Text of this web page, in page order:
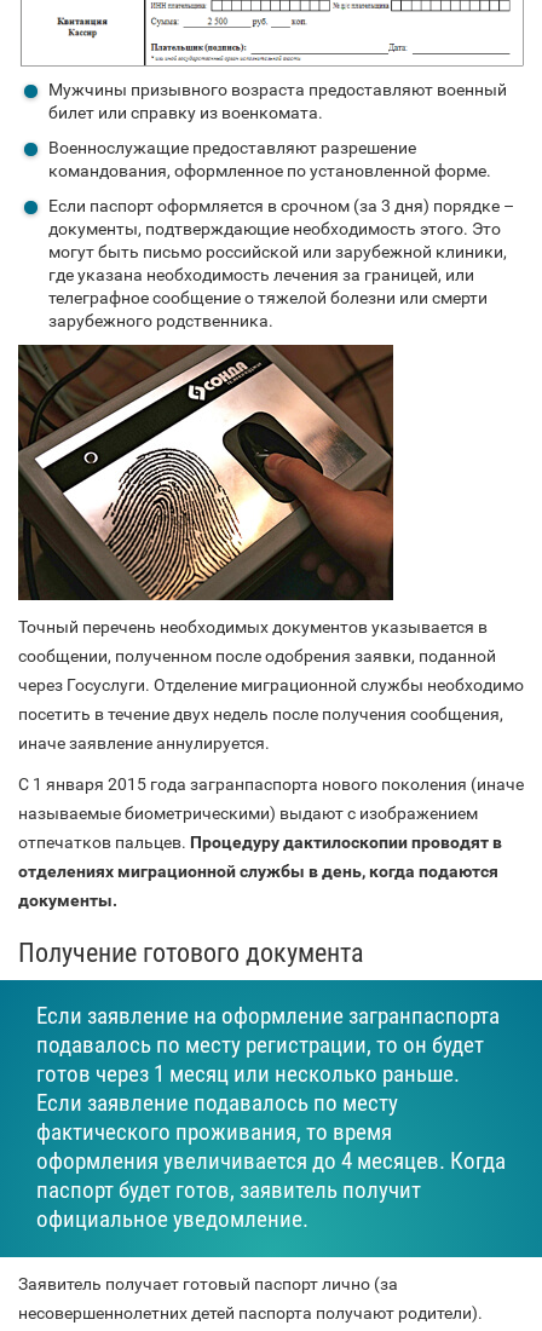
Мужчины призывного возраста предоставляют военный
билет или справку из военкомата.
Военнослужащие предоставляют разрешение
командования, оформленное по установленной форме.
Если паспорт оформляется в срочном (за 3 дня) порядке –
документы, подтверждающие необходимость этого. Это
могут быть письмо российской или зарубежной клиники,
где указана необходимость лечения за границей, или
телеграфное сообщение о тяжелой болезни или смерти
зарубежного родственника.
Точный перечень необходимых документов указывается в
сообщении, полученном после одобрения заявки, поданной
через Госуслуги. Отделение миграционной службы необходимо
посетить в течение двух недель после получения сообщения,
иначе заявление аннулируется.
С 1 января 2015 года загранпаспорта нового поколения (иначе
называемые биометрическими) выдают с изображением
отпечатков пальцев. Процедуру дактилоскопии проводят в
отделениях миграционной службы в день, когда подаются
документы.
Получение готового документа
Если заявление на оформление загранпаспорта
подавалось по месту регистрации, то он будет
готов через 1 месяц или несколько раньше.
Если заявление подавалось по месту
фактического проживания, то время
оформления увеличивается до 4 месяцев. Когда
паспорт будет готов, заявитель получит
официальное уведомление.
Заявитель получает готовый паспорт лично (за
несовершеннолетних детей паспорта получают родители).